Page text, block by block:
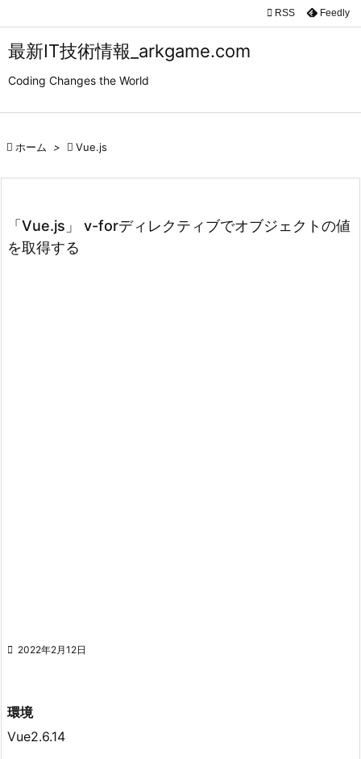
最新IT技術情報_arkgame.com
Coding Changes the World


検索
 RSS Feedly
 ホーム >  Vue.js
「Vue.js」 v-forディレクティブでオブジェクトの値
を取得する
 2022年2月12日
環境
Vue2.6.14